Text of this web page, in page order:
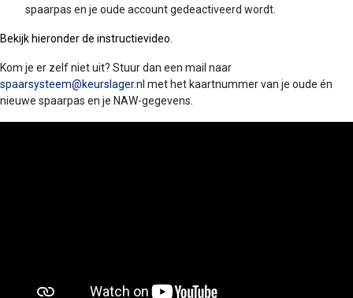
spaarpas en je oude account gedeactiveerd wordt.
Bekijk hieronder de instructievideo.
Kom je er zelf niet uit? Stuur dan een mail naar
spaarsysteem@keurslager.nl met het kaartnummer van je oude én
nieuwe spaarpas en je NAW-gegevens.